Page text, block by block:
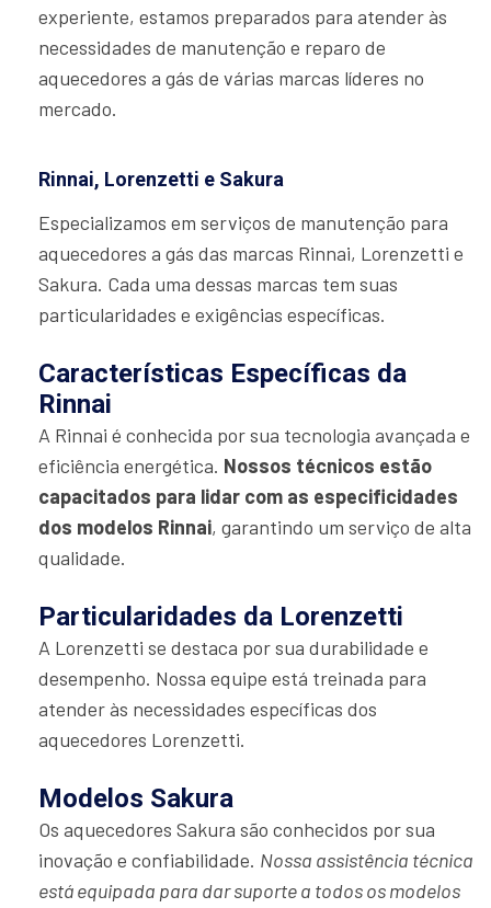
experiente, estamos preparados para atender às
necessidades de manutenção e reparo de
aquecedores a gás de várias marcas líderes no
mercado.
Rinnai, Lorenzetti e Sakura
Especializamos em serviços de manutenção para
aquecedores a gás das marcas Rinnai, Lorenzetti e
Sakura. Cada uma dessas marcas tem suas
particularidades e exigências específicas.
Características Específicas da
Rinnai
A Rinnai é conhecida por sua tecnologia avançada e
eficiência energética. Nossos técnicos estão
capacitados para lidar com as especificidades
dos modelos Rinnai, garantindo um serviço de alta
qualidade.
Particularidades da Lorenzetti
A Lorenzetti se destaca por sua durabilidade e
desempenho. Nossa equipe está treinada para
atender às necessidades específicas dos
aquecedores Lorenzetti.
Modelos Sakura
Os aquecedores Sakura são conhecidos por sua
inovação e confiabilidade. Nossa assistência técnica
está equipada para dar suporte a todos os modelos